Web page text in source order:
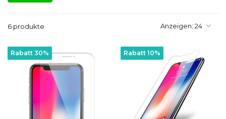
6 produkte Anzeigen:
Rabatt 30% Rabatt 10%